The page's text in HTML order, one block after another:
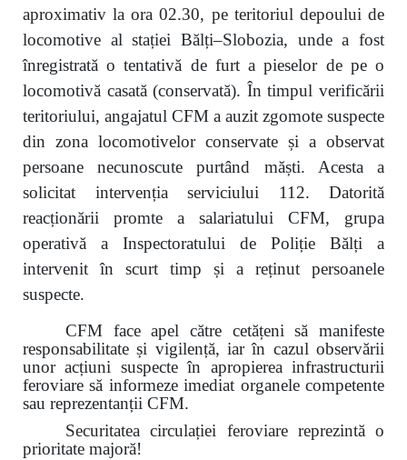
aproximativ la ora 02.30, pe teritoriul depoului de
locomotive al stației Bălți–Slobozia, unde a fost
înregistrată o tentativă de furt a pieselor de pe o
locomotivă casată (conservată). În timpul verificării
teritoriului, angajatul CFM a auzit zgomote suspecte
din zona locomotivelor conservate și a observat
persoane necunoscute purtând măști. Acesta a
solicitat intervenția serviciului 112. Datorită
reacționării promte a salariatului CFM, grupa
operativă a Inspectoratului de Poliție Bălți a
intervenit în scurt timp și a reținut persoanele
suspecte.
CFM face apel către cetățeni să manifeste
responsabilitate și vigilență, iar în cazul observării
unor acțiuni suspecte în apropierea infrastructurii
feroviare să informeze imediat organele competente
sau reprezentanții CFM.
Securitatea circulației feroviare reprezintă o
prioritate majoră!